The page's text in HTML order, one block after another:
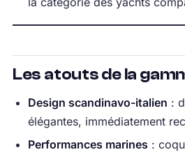
Les atouts de la
Design scandinavo-italien :
élégantes, immédiatement
Performances marines :